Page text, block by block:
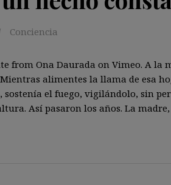
Conciencia
from Ona Daurada on Vimeo. A la
alimentes la llama de esa
sostenía el fuego, vigilándolo, sin
Así pasaron los años. La